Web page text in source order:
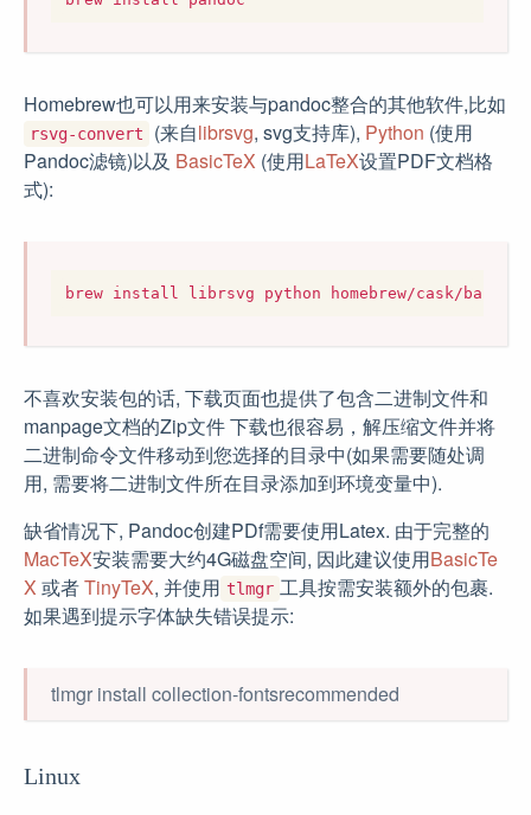
Homebrew也可以用来安装与pandoc整合的其他软件,比如
rsvg-convert (来自librsvg, svg支持库), Python (使用
Pandoc滤镜)以及 BasicTeX (使用LaTeX设置PDF文档格
式):
不喜欢安装包的话, 下载页面也提供了包含二进制文件和
manpage文档的Zip文件 下载也很容易，解压缩文件并将
二进制命令文件移动到您选择的目录中(如果需要随处调
用, 需要将二进制文件所在目录添加到环境变量中).
缺省情况下, Pandoc创建PDf需要使用Latex. 由于完整的
MacTeX安装需要大约4G磁盘空间, 因此建议使用BasicTe
X 或者TinyTeX, 并使用 tlmgr 工具按需安装额外的包裹.
如果遇到提示字体缺失错误提示:
tlmgr install collection-fontsrecommended
Linux